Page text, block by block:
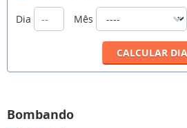
Dia
Mês
Bombando